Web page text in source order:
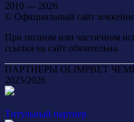
2010 — 2026
© Официальный сайт
При полном или частичном
ссылка на сайт обязательна.
ПАРТНЕРЫ OLIMPBET
2025/2026
Титульный партнер